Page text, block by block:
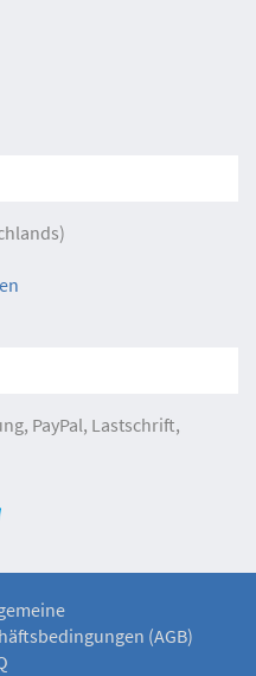
PayPal, Lastschrift,
(AGB)